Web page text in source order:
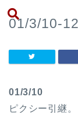
01/3/10-12
01/3/10
ピクシー引継